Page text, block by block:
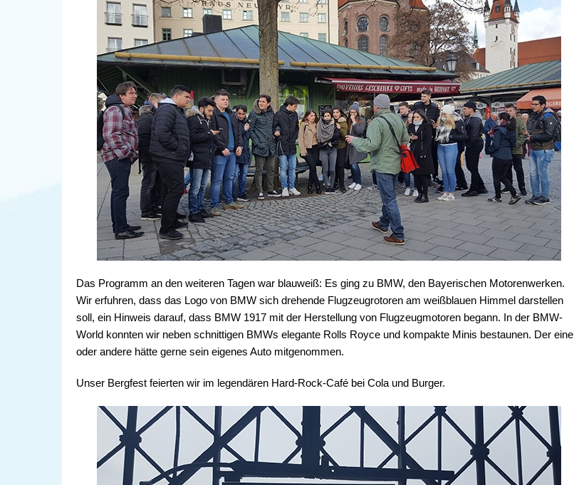
Das Programm an den weiteren Tagen war blauweiß: Es ging zu BMW, den Bayerischen Motorenwerken.
Wir erfuhren, dass das Logo von BMW sich drehende Flugzeugrotoren am weißblauen Himmel darstellen
soll, ein Hinweis darauf, dass BMW 1917 mit der Herstellung von Flugzeugmotoren begann. In der BMW-
World konnten wir neben schnittigen BMWs elegante Rolls Royce und kompakte Minis bestaunen. Der eine
oder andere hätte gerne sein eigenes Auto mitgenommen.
Unser Bergfest feierten wir im legendären Hard-Rock-Café bei Cola und Burger.